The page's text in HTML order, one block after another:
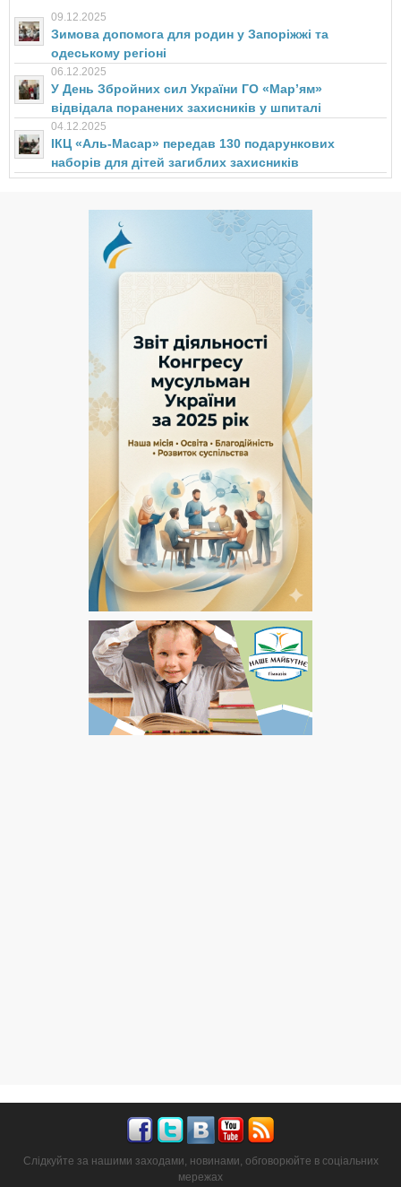
09.12.2025
Зимова допомога для родин у Запоріжжі та
одеському регіоні
06.12.2025
У День Збройних сил України ГО «Мар’ям»
відвідала поранених захисників у шпиталі
04.12.2025
ІКЦ «Аль-Масар» передав 130 подарункових
наборів для дітей загиблих захисників
Слідкуйте за нашими заходами, новинами, обговорюйте в соціальних
мережах